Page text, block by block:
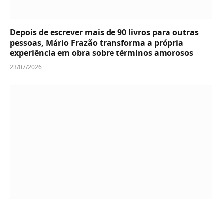
Depois de escrever mais de 90 livros para outras
pessoas, Mário Frazão transforma a própria
experiência em obra sobre términos amorosos
23/07/2026